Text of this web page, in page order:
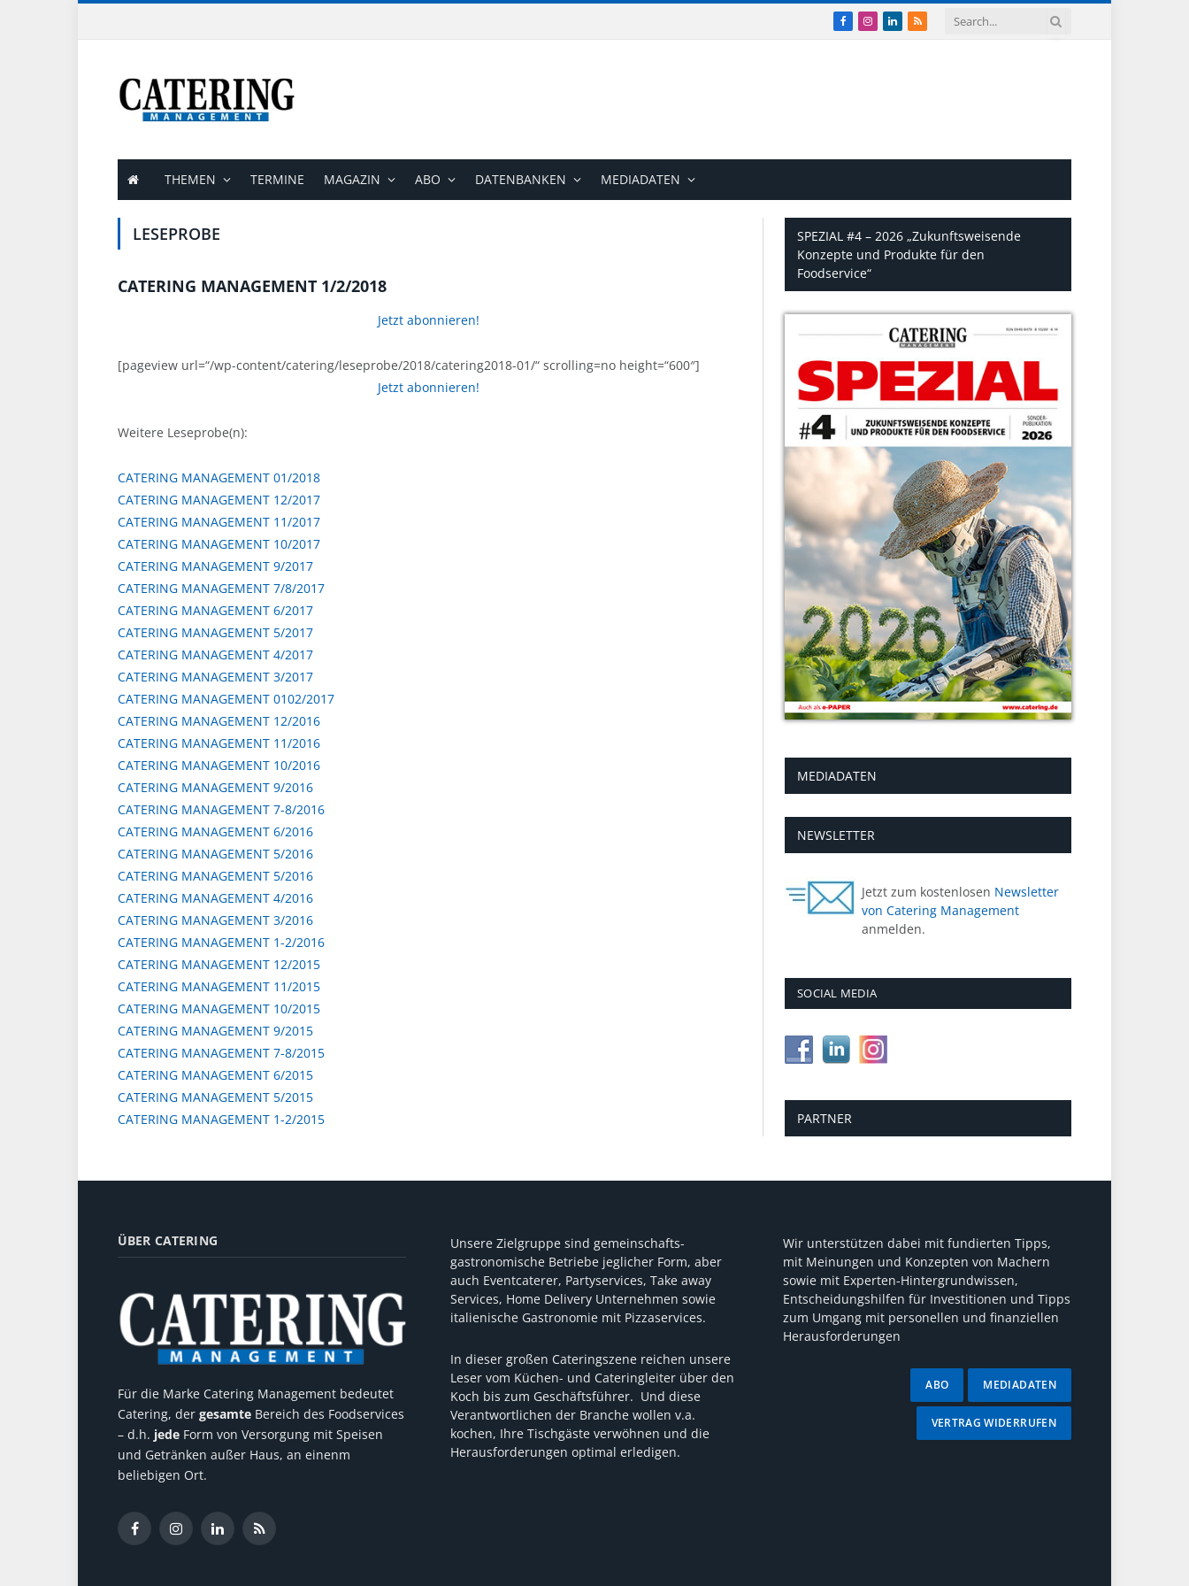
Facebook
Instagram
LinkedIn
RSS
THEMEN TERMINE MAGAZIN ABO DATENBANKEN MEDIADATEN
LESEPROBE
CATERING MANAGEMENT 1/2/2018
Jetzt abonnieren!
[pageview url=“/wp-content/catering/leseprobe/2018/catering2018-01/“ scrolling=no height=“600″]
Jetzt abonnieren!
Weitere Leseprobe(n):
CATERING MANAGEMENT 01/2018
CATERING MANAGEMENT 12/2017
CATERING MANAGEMENT 11/2017
CATERING MANAGEMENT 10/2017
CATERING MANAGEMENT 9/2017
CATERING MANAGEMENT 7/8/2017
CATERING MANAGEMENT 6/2017
CATERING MANAGEMENT 5/2017
CATERING MANAGEMENT 4/2017
CATERING MANAGEMENT 3/2017
CATERING MANAGEMENT 0102/2017
CATERING MANAGEMENT 12/2016
CATERING MANAGEMENT 11/2016
CATERING MANAGEMENT 10/2016
CATERING MANAGEMENT 9/2016
CATERING MANAGEMENT 7-8/2016
CATERING MANAGEMENT 6/2016
CATERING MANAGEMENT 5/2016
CATERING MANAGEMENT 5/2016
CATERING MANAGEMENT 4/2016
CATERING MANAGEMENT 3/2016
CATERING MANAGEMENT 1-2/2016
CATERING MANAGEMENT 12/2015
CATERING MANAGEMENT 11/2015
CATERING MANAGEMENT 10/2015
CATERING MANAGEMENT 9/2015
CATERING MANAGEMENT 7-8/2015
CATERING MANAGEMENT 6/2015
CATERING MANAGEMENT 5/2015
CATERING MANAGEMENT 1-2/2015
SPEZIAL #4 – 2026 „Zukunftsweisende
Konzepte und Produkte für den
Foodservice“
MEDIADATEN
NEWSLETTER
Jetzt zum kostenlosen Newsletter
von Catering Management
anmelden.
SOCIAL MEDIA
PARTNER
ÜBER CATERING
Für die Marke Catering Management bedeutet
Catering, der gesamte Bereich des Foodservices
– d.h. jede Form von Versorgung mit Speisen
und Getränken außer Haus, an einenm
beliebigen Ort.
FacebookInstagramLinkedInRSS
Unsere Zielgruppe sind gemeinschafts-
gastronomische Betriebe jeglicher Form, aber
auch Eventcaterer, Partyservices, Take away
Services, Home Delivery Unternehmen sowie
italienische Gastronomie mit Pizzaservices.
In dieser großen Cateringszene reichen unsere
Leser vom Küchen- und Cateringleiter über den
Koch bis zum Geschäftsführer. Und diese
Verantwortlichen der Branche wollen v.a.
kochen, Ihre Tischgäste verwöhnen und die
Herausforderungen optimal erledigen.
Wir unterstützen dabei mit fundierten Tipps,
mit Meinungen und Konzepten von Machern
sowie mit Experten-Hintergrundwissen,
Entscheidungshilfen für Investitionen und Tipps
zum Umgang mit personellen und finanziellen
Herausforderungen
MEDIADATEN
ABO
VERTRAG WIDERRUFEN